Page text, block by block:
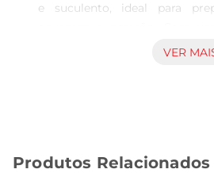
e suculento, ideal para
desmancha na boca, esse
Características e benefícios do
VER
Produtos Relacionados